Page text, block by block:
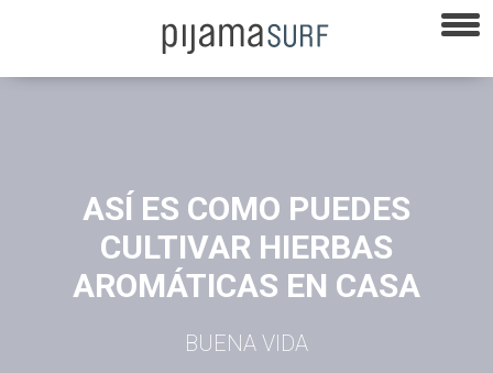
ASÍ ES COMO PUEDES
CULTIVAR HIERBAS
AROMÁTICAS EN CASA
BUENA VIDA